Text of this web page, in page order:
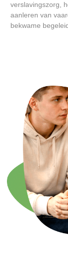
verslavingszorg,
aanleren van
bekwame